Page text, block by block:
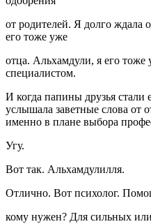
от родителей. Я долго ждала
его тоже уже
отца. Альхамдули, я его тоже
специалистом.
И когда папины друзья стали
услышала заветные слова от
именно в плане выбора
Угу.
Вот так. Альхамдулилля.
Отлично. Вот психолог.
кому нужен? Для сильных